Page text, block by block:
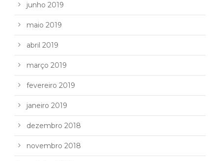
junho 2019
maio 2019
abril 2019
março 2019
fevereiro 2019
janeiro 2019
dezembro 2018
novembro 2018